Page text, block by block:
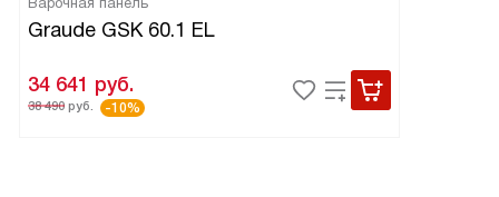
Graude GSK 60.1 EL
34 641 руб.
38 490 руб. -10%